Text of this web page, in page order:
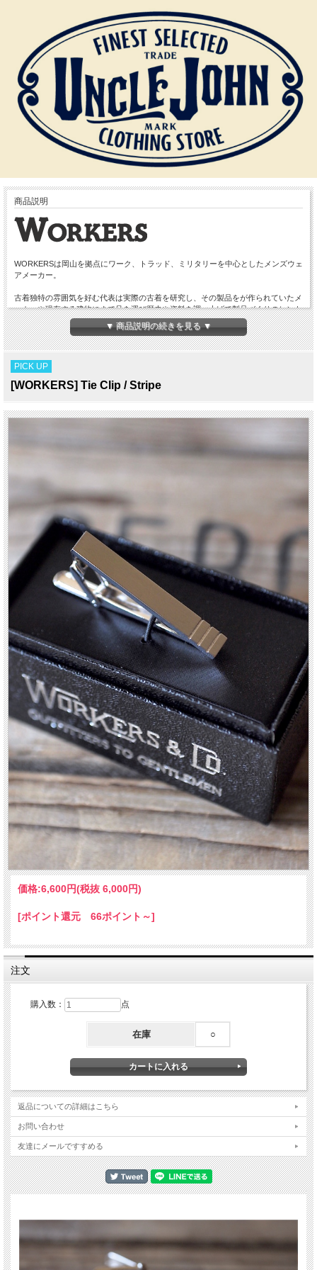
商品説明
WORKERSは岡山を拠点にワーク、トラッド、ミリタリーを中心としたメンズウェ
アメーカー。
古着独特の雰囲気を好む代表は実際の古着を研究し、その製品をが作られていたメ
ーカーや現存する建物にまで足を運び歴史や資料を調べ上げて製品づくりのヒント
にしています。
自分で工程を理解し、各工程ごとの専用の設備を要した工場でのみ生産を行ってい
ます。
そのクオリティーの高さとユニークさでJ.CREWやINVENTORYをはじめ海外から
▼ 商品説明の続きを見る ▼
PICK UP
[WORKERS] Tie Clip / Stripe
価格:6,600円(税抜 6,000円)
[ポイント還元 66ポイント～]
注文
購入数： 点
在庫 ○
返品についての詳細はこちら
お問い合わせ
友達にメールですすめる